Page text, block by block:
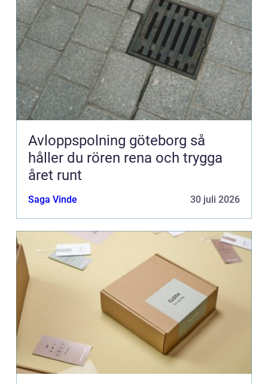
Avloppspolning göteborg så
håller du rören rena och trygga
året runt
Saga Vinde 30 juli 2026